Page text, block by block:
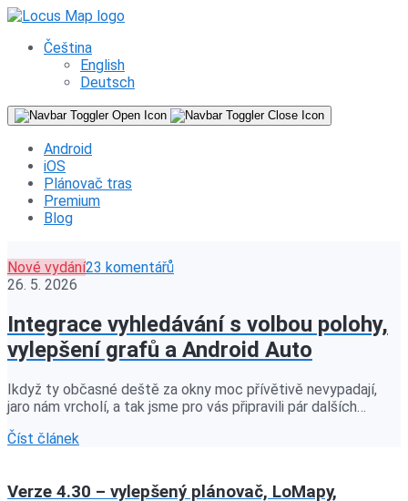
Čeština
English
Deutsch
Android
iOS
Plánovač tras
Premium
Blog
Nové vydání23 komentářů
26. 5. 2026
Integrace vyhledávání s volbou polohy,
vylepšení grafů a Android Auto
Ikdyž ty občasné deště za okny moc přívětivě nevypadají,
jaro nám vrcholí, a tak jsme pro vás připravili pár dalších…
Číst článek
Verze 4.30 – vylepšený plánovač, LoMapy,